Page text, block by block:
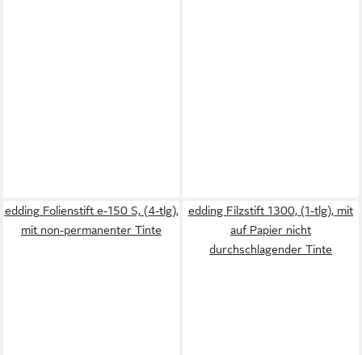
edding Folienstift e-150 S, (4-tlg),
mit non-permanenter Tinte
edding Filzstift 1300, (1-tlg), mit
auf Papier nicht
durchschlagender Tinte